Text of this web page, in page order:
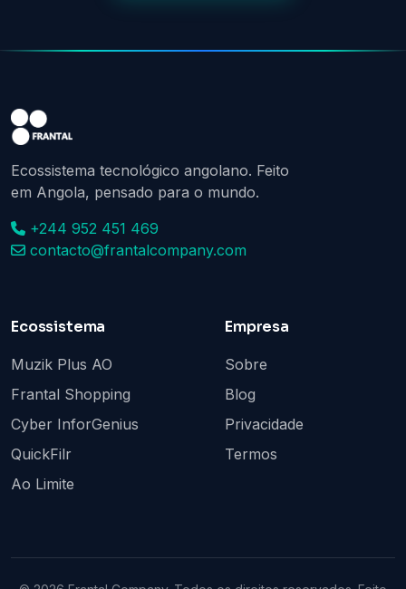
Ecossistema tecnológico angolano. Feito
em Angola, pensado para o mundo.
+244 952 451 469
contacto@frantalcompany.com
Ecossistema
Muzik Plus AO
Frantal Shopping
Cyber InforGenius
QuickFilr
Ao Limite
Empresa
Sobre
Blog
Privacidade
Termos